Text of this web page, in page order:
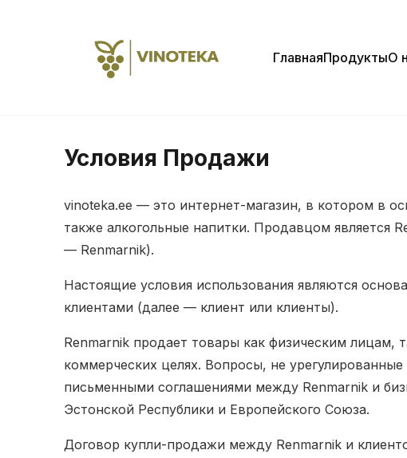
ГлавнаяПродуктыО
Условия Продажи
vinoteka.ee — это интернет-магазин, в котором в
также алкогольные напитки. Продавцом является
— Renmarnik).
Настоящие условия использования являются
клиентами (далее — клиент или клиенты).
Renmarnik продает товары как физическим
коммерческих целях. Вопросы, не
письменными соглашениями между Renmarnik и
Эстонской Республики и Европейского Союза.
Договор купли-продажи между Renmarnik и